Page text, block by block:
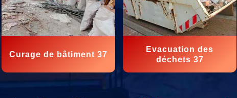
Curage de bâtiment 37
Evacuation des
déchets 37